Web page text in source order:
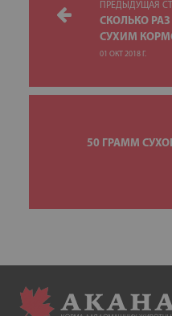
ПРЕДЫДУЩАЯ
СКОЛЬКО
СУХИМ
01 ОКТ 2018 Г.
50 ГРАММ